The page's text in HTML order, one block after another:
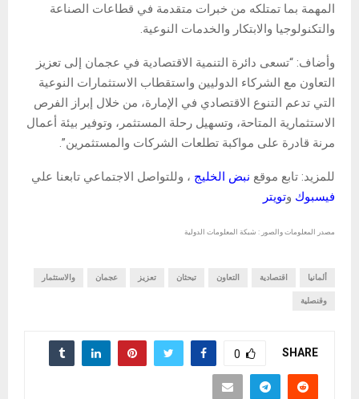
المهمة بما تمتلكه من خبرات متقدمة في قطاعات الصناعة
والتكنولوجيا والابتكار والخدمات النوعية.
وأضاف: “تسعى دائرة التنمية الاقتصادية في عجمان إلى تعزيز
التعاون مع الشركاء الدوليين واستقطاب الاستثمارات النوعية
التي تدعم التنوع الاقتصادي في الإمارة، من خلال إبراز الفرص
الاستثمارية المتاحة، وتسهيل رحلة المستثمر، وتوفير بيئة أعمال
مرنة قادرة على مواكبة تطلعات الشركات والمستثمرين”.
للمزيد: تابع موقع نبض الخليج ، وللتواصل الاجتماعي تابعنا علي
فيسبوك وتويتر
مصدر المعلومات والصور : شبكة المعلومات الدولية
ألمانيا اقتصادية التعاون تبحثان تعزيز عجمان والاستثمار
وقنصلية
SHARE
0